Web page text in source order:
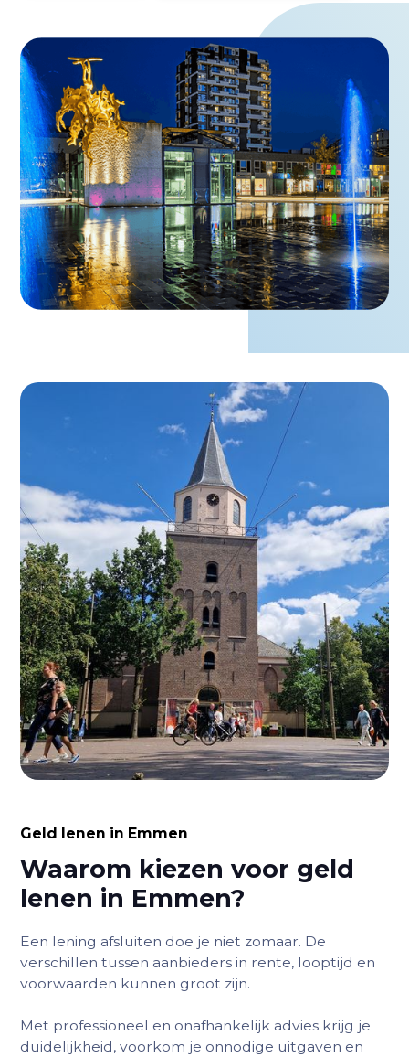
Geld lenen in Emmen
Waarom kiezen voor geld
lenen in Emmen?
Een lening afsluiten doe je niet zomaar. De
verschillen tussen aanbieders in rente, looptijd en
voorwaarden kunnen groot zijn.
Met professioneel en onafhankelijk advies krijg je
duidelijkheid, voorkom je onnodige uitgaven en